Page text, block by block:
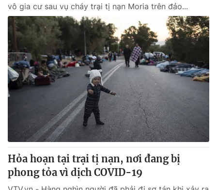
Email:toasoan@vtv.vn
Liên hệ quảng cáo:024-7300.7108
® Cấm sao chép dưới mọi hình thức nếu không có sự chấp
thuận bằng văn bản. Ghi rõ nguồn VTV.vn khi phát hành lại
thông tin từ website này.
vô gia cư sau vụ cháy trại tị nạn Moria trên đảo...
Hỏa hoạn tại trại tị nạn, nơi đang bị
phong tỏa vì dịch COVID-19